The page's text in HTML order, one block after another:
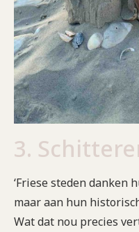
3.
‘Friese steden
maar aan hun
Wat dat nou precies